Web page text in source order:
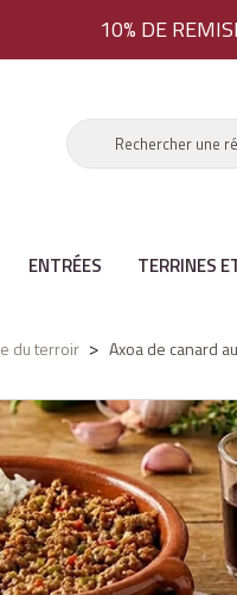
10% DE
ENTRÉES TERRINES
du terroir Axoa de canard